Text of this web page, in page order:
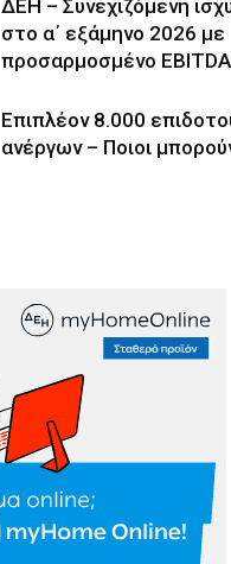
ΔΕΗ – Συνεχιζόμενη
στο α΄ εξάμηνο 2026 με
προσαρμοσμένο
Επιπλέον 8.000
ανέργων – Ποιοι